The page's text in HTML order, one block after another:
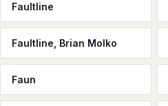
Faultline
Faultline, Brian Molko
Faun